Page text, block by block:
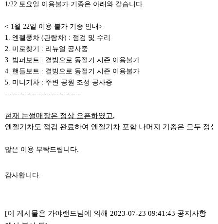
1/22 토요일 이용불가 기종은 아래와 같습니다.
< 1월 22일 이용 불가 기종 안내>
1. 엔젤풍차 (관람차) : 점검 및 수리
2. 미로찾기 : 리뉴얼 공사중
3. 범퍼보트 : 결빙으로 동절기 시즌 이용불가
4. 핸들보트 : 결빙으로 동절기 시즌 이용불가
5. 미니기차 : 주변 공원 조성 공사중
-------------------------------
현재 눈썰매장은 정상 오픈하였고,
엔젤기차도 점검 완료하여 엔젤기차 포함 나머지 기종은 모두 정
많은 이용 부탁드립니다.
감사합니다.
[이 게시물은 가야랜드님에 의해 2023-07-23 09:41:43 공지사항